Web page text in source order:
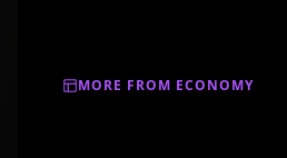
MORE FROM ECONOMY